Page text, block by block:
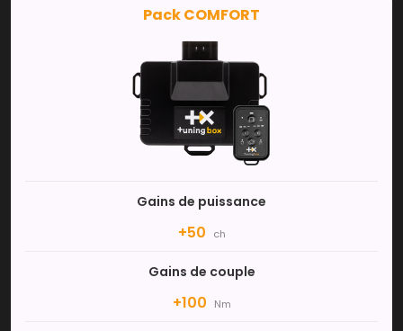
Pack COMFORT
Gains de puissance
+50 ch
Gains de couple
+100 Nm